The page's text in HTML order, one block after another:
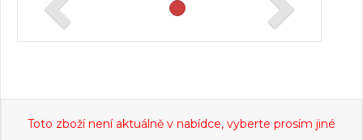
Toto zboží není aktuálně v nabídce, vyberte prosím jiné